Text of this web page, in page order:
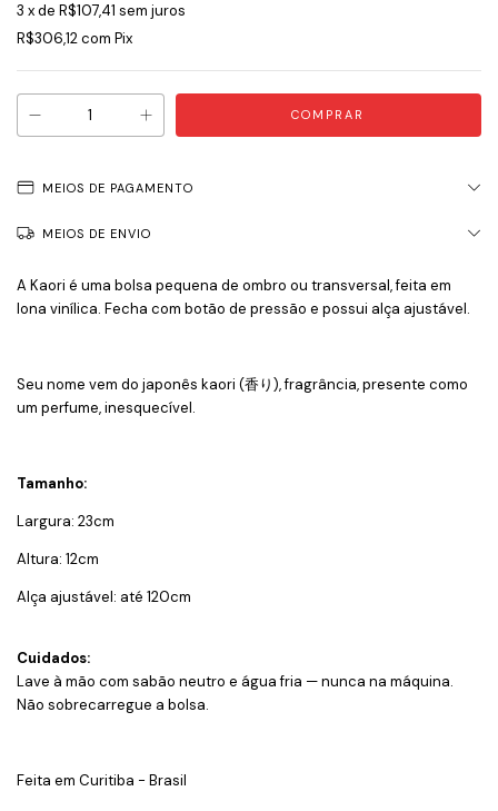
3 x de R$107,41 sem juros
R$306,12com Pix
MEIOS DE PAGAMENTO
MEIOS DE ENVIO
A Kaori é uma bolsa pequena de ombro ou transversal, feita em
lona vinílica. Fecha com botão de pressão e possui alça ajustável.
Seu nome vem do japonês kaori (香り), fragrância, presente como
um perfume, inesquecível.
Tamanho:
Largura: 23cm
Altura: 12cm
Alça ajustável: até 120cm
Cuidados:
Lave à mão com sabão neutro e água fria — nunca na máquina.
Não sobrecarregue a bolsa.
Feita em Curitiba - Brasil